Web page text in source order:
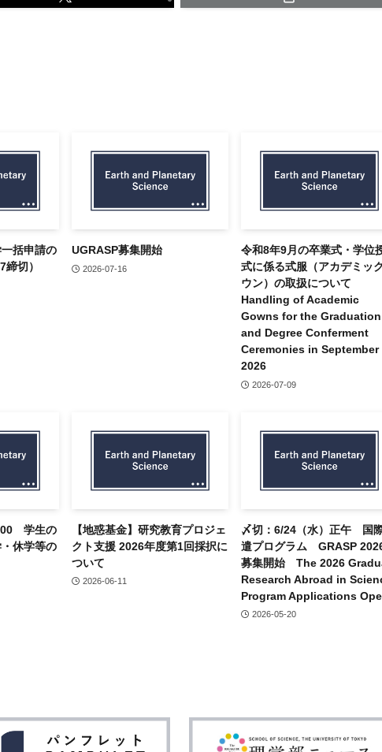
括申請の
切）
UGRASP募集開始
2026-07-16
令和8年9月の卒業式・学位
式に係る式服（アカデミッ
ウン）の取扱について
Handling of Academic
Gowns for the Graduation
and Degree Conferment
Ceremonies in September
2026
2026-07-09
学生の
休学等の
【地惑基金】研究教育プロジェ
クト支援 2026年度第1回採択に
ついて
2026-06-11
〆切：6/24（水）正午 国
遣プログラム GRASP
募集開始 The 2026
Research Abroad in
Program Applications
2026-05-20